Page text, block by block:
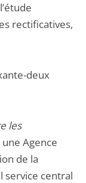
rectificatives,
deux
les
Agence
de la
service central